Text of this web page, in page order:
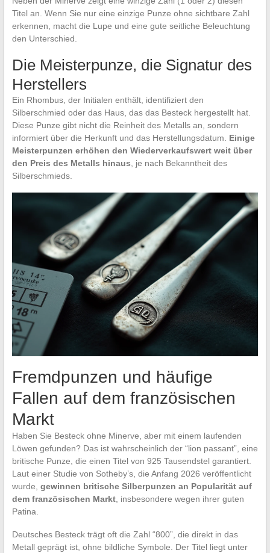
Titel an. Wenn Sie nur eine einzige Punze ohne sichtbare Zahl
erkennen, macht die Lupe und eine gute seitliche Beleuchtung
den Unterschied.
Die Meisterpunze, die Signatur des
Herstellers
Ein Rhombus, der Initialen enthält, identifiziert den
Silberschmied oder das Haus, das das Besteck hergestellt hat.
Diese Punze gibt nicht die Reinheit des Metalls an, sondern
informiert über die Herkunft und das Herstellungsdatum. Einige
Meisterpunzen erhöhen den Wiederverkaufswert weit über
den Preis des Metalls hinaus , je nach Bekanntheit des
Silberschmieds.
Fremdpunzen und häufige
Fallen auf dem französischen
Markt
Haben Sie Besteck ohne Minerve, aber mit einem laufenden
Löwen gefunden? Das ist wahrscheinlich der “lion passant”, eine
britische Punze, die einen Titel von 925 Tausendstel garantiert.
Laut einer Studie von Sotheby’s, die Anfang 2026 veröffentlicht
wurde, gewinnen britische Silberpunzen an Popularität auf
dem französischen Markt, insbesondere wegen ihrer guten
Patina.
Deutsches Besteck trägt oft die Zahl “800”, die direkt in das
Metall geprägt ist, ohne bildliche Symbole. Der Titel liegt unter